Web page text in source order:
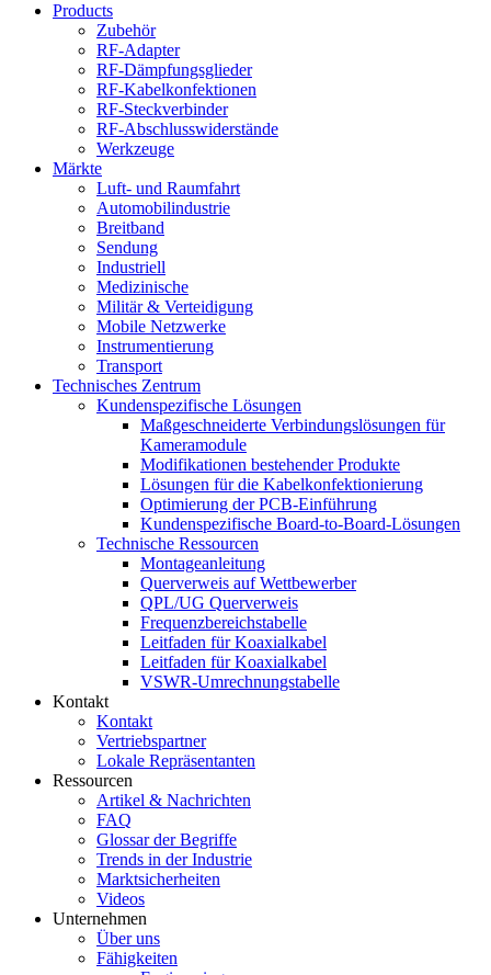
Products
Zubehör
RF-Adapter
RF-Dämpfungsglieder
RF-Kabelkonfektionen
RF-Steckverbinder
RF-Abschlusswiderstände
Werkzeuge
Märkte
Luft- und Raumfahrt
Automobilindustrie
Breitband
Sendung
Industriell
Medizinische
Militär & Verteidigung
Mobile Netzwerke
Instrumentierung
Transport
Technisches Zentrum
Kundenspezifische Lösungen
Maßgeschneiderte Verbindungslösungen für
Kameramodule
Modifikationen bestehender Produkte
Lösungen für die Kabelkonfektionierung
Optimierung der PCB-Einführung
Kundenspezifische Board-to-Board-Lösungen
Technische Ressourcen
Montageanleitung
Querverweis auf Wettbewerber
QPL/UG Querverweis
Frequenzbereichstabelle
Leitfaden für Koaxialkabel
Leitfaden für Koaxialkabel
VSWR-Umrechnungstabelle
Kontakt
Kontakt
Vertriebspartner
Lokale Repräsentanten
Ressourcen
Artikel & Nachrichten
FAQ
Glossar der Begriffe
Trends in der Industrie
Marktsicherheiten
Videos
Unternehmen
Über uns
Fähigkeiten